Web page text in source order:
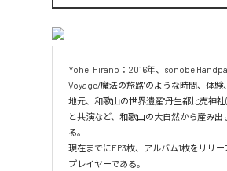
Yohei Hirano：2016年、sonobe
Voyage/魔法の旅路"のような時間、体験
地元、和歌山の世界遺産"丹生都比売神
と共演など、和歌山の大自然から産み
る。
現在までにEP3枚、アルバム1枚をリリ
プレイヤーである。